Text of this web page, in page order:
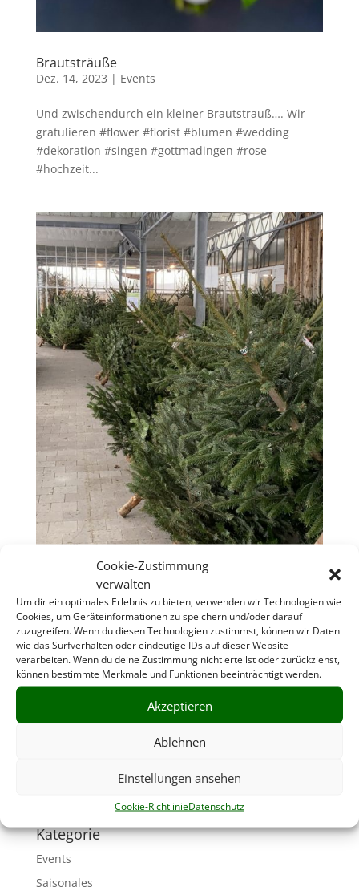
Cookie-Zustimmung
verwalten
Um dir ein optimales Erlebnis zu bieten, verwenden wir Technologien wie
Cookies, um Geräteinformationen zu speichern und/oder darauf
zuzugreifen. Wenn du diesen Technologien zustimmst, können wir Daten
wie das Surfverhalten oder eindeutige IDs auf dieser Website
verarbeiten. Wenn du deine Zustimmung nicht erteilst oder zurückziehst,
können bestimmte Merkmale und Funktionen beeinträchtigt werden.
Akzeptieren
Ablehnen
Einstellungen ansehen
Cookie-RichtlinieDatenschutz
Brautsträuße
Dez. 14, 2023 | Events
Und zwischendurch ein kleiner Brautstrauß…. Wir
gratulieren #flower #florist #blumen #wedding
#dekoration #singen #gottmadingen #rose
#hochzeit...
Christbäume von Weggler´s
Dez. 9, 2023| Saisonales
Jetzt aber los …. Bei uns gibt es eine tolle Auswahl an
Kategorie
Events
Saisonales